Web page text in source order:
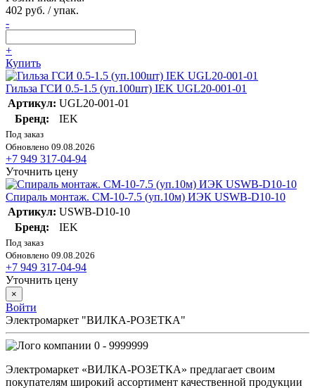
402 руб. / упак.
-
+
Купить
Гильза ГСИ 0.5-1.5 (уп.100шт) IEK UGL20-001-01
Артикул: UGL20-001-01
Бренд:
IEK
Под заказ
Обновлено 09.08.2026
+7 949 317-04-94
Уточнить цену
Спираль монтаж. СМ-10-7.5 (уп.10м) ИЭК USWB-D10-10
Артикул: USWB-D10-10
Бренд:
IEK
Под заказ
Обновлено 09.08.2026
+7 949 317-04-94
Уточнить цену
×
Войти
Электромаркет "ВИЛКА-РОЗЕТКА"
0 - 9999999
Электромаркет «ВИЛКА-РОЗЕТКА» предлагает своим
покупателям широкий ассортимент качественной продукции